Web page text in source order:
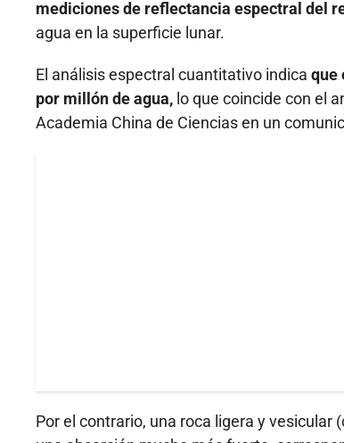
mediciones de reflectancia espectral del
agua en la superficie lunar.
El análisis espectral cuantitativo indica que
por millón de agua, lo que coincide con el
Academia China de Ciencias en un
Por el contrario, una roca ligera y